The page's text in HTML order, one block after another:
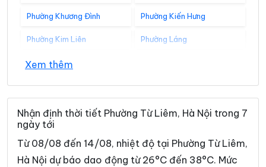
Phường Khương Đình Phường Kiến Hưng
Phường Kim Liên Phường Láng
Phường Lĩnh Nam
Phường Nghĩa Đô Phường Ngọc Hà
Phường Ô Chợ Dừa Phường Phú Diễn
Phường Phú Lương
Phường Phúc Lợi Phường Phương Liệt
Xem thêm
Nhận định thời tiết Phường Từ Liêm, Hà Nội trong 7
ngày tới
Từ 08/08 đến 14/08, nhiệt độ tại Phường Từ Liêm,
Hà Nội dự báo dao động từ 26°C đến 38°C. Mức